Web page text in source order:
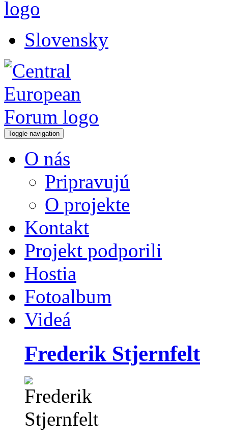
Slovensky
Toggle navigation
O nás
Pripravujú
O projekte
Kontakt
Projekt podporili
Hostia
Fotoalbum
Videá
Frederik Stjernfelt